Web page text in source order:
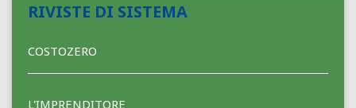
RIVISTE DI SISTEMA
COSTOZERO
L'IMPRENDITORE